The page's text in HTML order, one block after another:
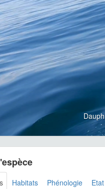
Habitats Phénologie